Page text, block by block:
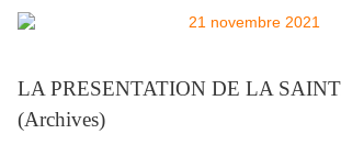
LA PRESENTATION DE LA
(Archives)